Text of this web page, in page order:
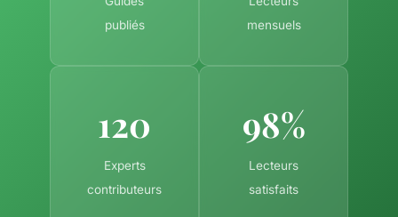
publiés
mensuels
120
Experts
contributeurs
98%
Lecteurs
satisfaits